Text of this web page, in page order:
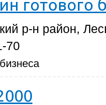
готового
р-н район,
70